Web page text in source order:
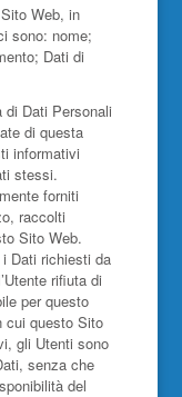
Web, in
sono: nome;
Dati di
Dati Personali
di questa
informativi
stessi.
forniti
raccolti
Sito Web.
Dati richiesti da
rifiuta di
per questo
cui questo Sito
gli Utenti sono
senza che
del